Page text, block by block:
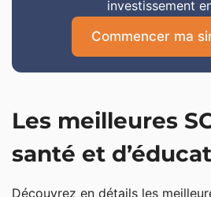
investissement
Commencer ma
Les meilleures
santé et
Découvrez en détails les